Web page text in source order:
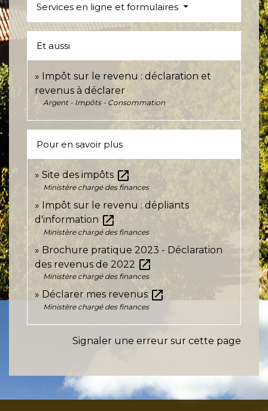
Services en ligne et formulaires
Et aussi
Impôt sur le revenu : déclaration et
revenus à déclarer
Argent - Impôts - Consommation
Pour en savoir plus
Site des impôts open_in_new
Ministère chargé des finances
Impôt sur le revenu : dépliants
d'information open_in_new
Ministère chargé des finances
Brochure pratique 2023 - Déclaration
des revenus de 2022 open_in_new
Ministère chargé des finances
Déclarer mes revenusopen_in_new
Ministère chargé des finances
Signaler une erreur sur cette page